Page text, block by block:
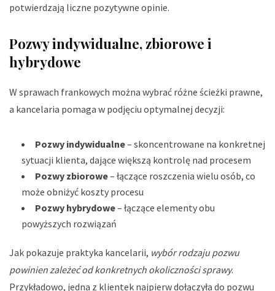
potwierdzają liczne pozytywne opinie.
Pozwy indywidualne, zbiorowe i
hybrydowe
W sprawach frankowych można wybrać różne ścieżki prawne,
a kancelaria pomaga w podjęciu optymalnej decyzji:
Pozwy indywidualne– skoncentrowane na konkretnej
sytuacji klienta, dające większą kontrolę nad procesem
Pozwy zbiorowe– łączące roszczenia wielu osób, co
może obniżyć koszty procesu
Pozwy hybrydowe– łączące elementy obu
powyższych rozwiązań
Jak pokazuje praktyka kancelarii, wybór rodzaju pozwu
powinien zależeć od konkretnych okoliczności sprawy.
Przykładowo, jedna z klientek najpierw dołączyła do pozwu